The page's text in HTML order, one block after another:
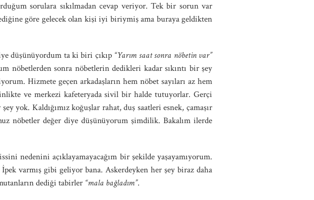
sorulara sıkılmadan cevap veriyor. Tek bir sorun var
göre gelecek olan kişi iyi biriymiş ama buraya geldikten
düşünüyordum ta ki biri çıkıp “Yarım saat sonra nöbetin var”
sonra nöbetlerin dedikleri kadar sıkıntı bir şey
Hizmete geçen arkadaşların hem nöbet sayıları az hem
ve merkezi kafeteryada sivil bir halde tutuyorlar. Gerçi
yok. Kaldığımız koğuşlar rahat, duş saatleri esnek, çamaşır
nöbetler değer diye düşünüyorum şimdilik. Bakalım ilerde
nedenini açıklayamayacağım bir şekilde yaşayamıyorum.
varmış gibi geliyor bana. Askerdeyken her şey biraz daha
dediği tabirler “mala bağladım”.